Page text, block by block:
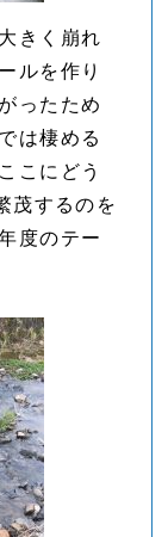
きく崩れ
ルを作り
ったため
は棲める
こにどう
茂するのを
度のテー